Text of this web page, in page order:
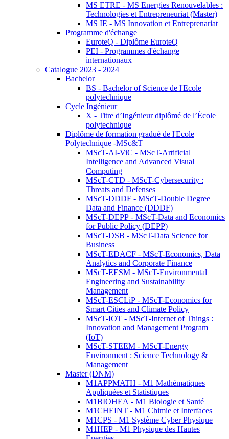
MS ETRE - MS Energies Renouvelables :
Technologies et Entrepreneuriat (Master)
MS IE - MS Innovation et Entreprenariat
Programme d'échange
EuroteQ - Diplôme EuroteQ
PEI - Programmes d'échange
internationaux
Catalogue 2023 - 2024
Bachelor
BS - Bachelor of Science de l'Ecole
polytechnique
Cycle Ingénieur
X - Titre d’Ingénieur diplômé de l’École
polytechnique
Diplôme de formation gradué de l'Ecole
Polytechnique -MSc&T
MScT-AI-ViC - MScT-Artificial
Intelligence and Advanced Visual
Computing
MScT-CTD - MScT-Cybersecurity :
Threats and Defenses
MScT-DDDF - MScT-Double Degree
Data and Finance (DDDF)
MScT-DEPP - MScT-Data and Economics
for Public Policy (DEPP)
MScT-DSB - MScT-Data Science for
Business
MScT-EDACF - MScT-Economics, Data
Analytics and Corporate Finance
MScT-EESM - MScT-Environmental
Engineering and Sustainability
Management
MScT-ESCLiP - MScT-Economics for
Smart Cities and Climate Policy
MScT-IOT - MScT-Internet of Things :
Innovation and Management Program
(IoT)
MScT-STEEM - MScT-Energy
Environment : Science Technology &
Management
Master (DNM)
M1APPMATH - M1 Mathématiques
Appliquées et Statistiques
M1BIOHEA - M1 Biologie et Santé
M1CHEINT - M1 Chimie et Interfaces
M1CPS - M1 Système Cyber Physique
M1HEP - M1 Physique des Hautes